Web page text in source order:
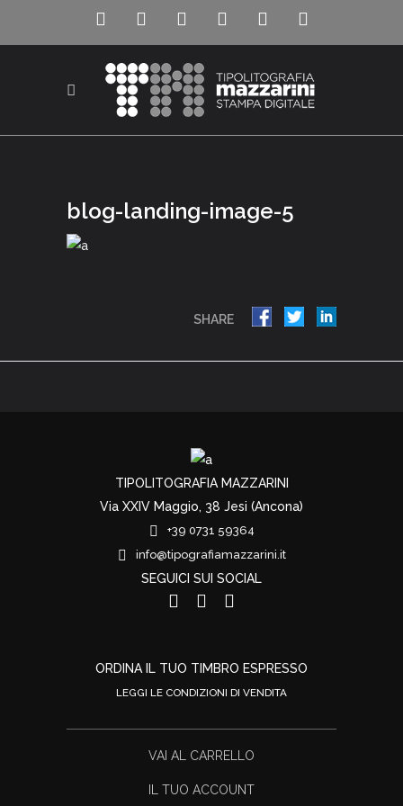
blog-landing-image-5
SHARE
TIPOLITOGRAFIA MAZZARINI
Via XXIV Maggio, 38 Jesi (Ancona)
+39 0731 59364
info@tipografiamazzarini.it
SEGUICI SUI SOCIAL
ORDINA IL TUO TIMBRO ESPRESSO
LEGGI LE CONDIZIONI DI VENDITA
VAI AL CARRELLO
IL TUO ACCOUNT